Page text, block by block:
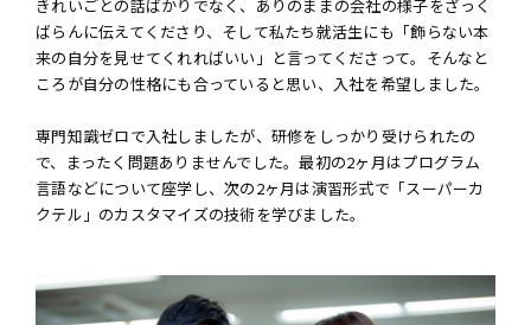
きれいごとの話ばかりでなく、ありのままの会社の様子をざっく
ばらんに伝えてくださり、そして私たち就活生にも「飾らない本
来の自分を見せてくれればいい」と言ってくださって。そんなと
ころが自分の性格にも合っていると思い、入社を希望しました。
専門知識ゼロで入社しましたが、研修をしっかり受けられたの
で、まったく問題ありませんでした。最初の2ヶ月はプログラム
言語などについて座学し、次の2ヶ月は演習形式で「スーパーカ
クテル」のカスタマイズの技術を学びました。